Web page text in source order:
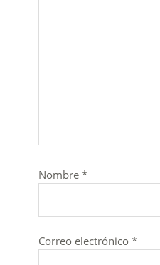
Nombre *
Correo electrónico *